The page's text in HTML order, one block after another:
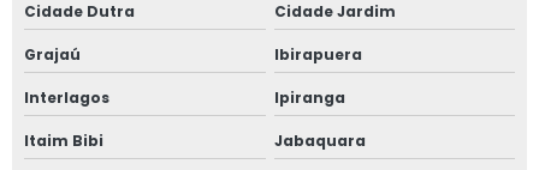
Janela anti ruído sobreposta
Janela anti ruido sp
Janela anti som
Cidade Dutra Cidade Jardim
Grajaú Ibirapuera
Interlagos Ipiranga
Itaim Bibi Jabaquara